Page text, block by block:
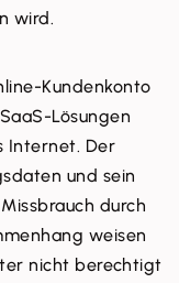
wird.
Kundenkonto
Lösungen
Internet. Der
und sein
durch
weisen
nicht berechtigt